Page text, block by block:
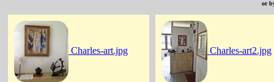
or
Charles-art.jpg Charles-art2.jpg